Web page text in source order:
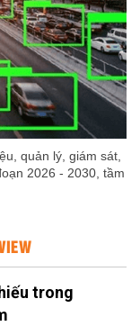
quản lý, giám sát,
2026 - 2030, tầm
trong